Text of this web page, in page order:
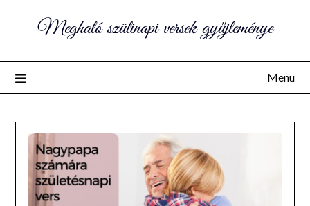
Megható szülinapi versek gyűjteménye
Menu